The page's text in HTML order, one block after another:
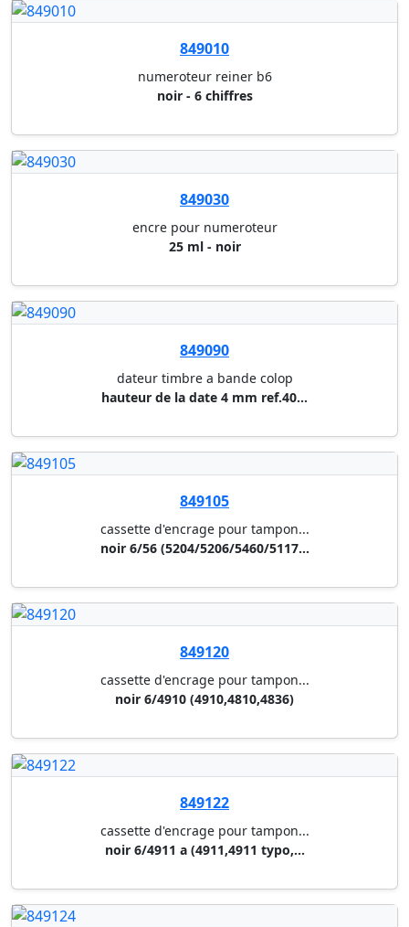
849010
numeroteur reiner b6
noir - 6 chiffres
849030
25 ml - noir
849090
cassette d'encrage pour tampon...
849120
noir 6/4910 (4910,4810,4836)
cassette d'encrage pour tampon...
849124
cassette d'encrage pour tampon...
noir 6/4912 a (4912,4912 typo,...